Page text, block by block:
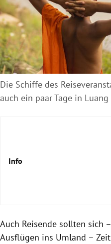
Die Schiffe des
auch ein paar Tage in Luang
Info
Auch Reisende sollten sich
Ausflügen ins Umland –